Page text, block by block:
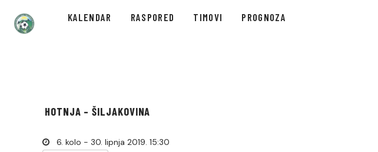
KALENDAR RASPORED TIMOVI PROGNOZA
HOTNJA – ŠILJAKOVINA
6. kolo - 30. lipnja 2019. 15:30